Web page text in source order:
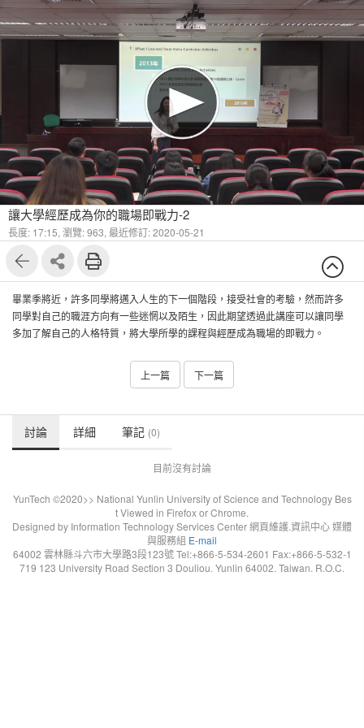
讓大學經歷成為你的職場即戰力-2
長度: 17:15, 瀏覽: 963, 最近修訂: 2020-05-21
畢業季將近，許多同學將邁入人生的下一個階段，接受社會的考驗，然而許多
同學對自己的職涯方向有一些迷惘以及陌生，因此期望透過此講座可以讓同學
多加了解自己的人格特質，將大學所學的課程與經歷成為職場的即戰力。
上一篇 下一篇
討論 詳細 筆記 (0)
目前沒有討論
YunTech ©2020>> National Yunlin University of Science and Technology Bes
t Viewed in Firefox or Chrome.
Designed by Information Technology Services Center 網頁維護.資訊中心 媒體
與服務組 E-mail
64002 雲林縣斗六市大學路3段123號 Tel:+866-5-534-2601 Fax:+866-5-532-1
719 123 University Road Section 3 Douliou. Yunlin 64002. Taiwan. R.O.C.